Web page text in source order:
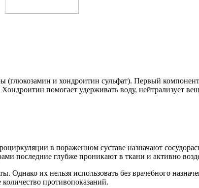
(глюкозамин и хондроитин сульфат). Первый
помогает удерживать воду, нейтрализует
в пораженном суставе назначают
последние глубже проникают в ткани и активно
их нельзя использовать без врачебного
противопоказаний.